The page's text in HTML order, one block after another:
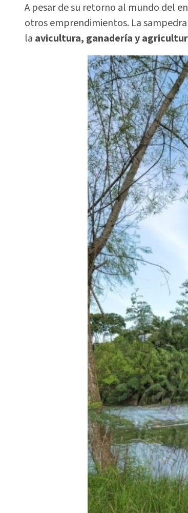
A pesar de su retorno al mundo del
otros emprendimientos. La
la avicultura, ganadería y